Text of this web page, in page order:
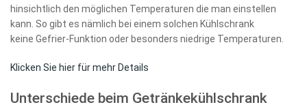
hinsichtlich den möglichen Temperaturen die man einstellen
kann. So gibt es nämlich bei einem solchen Kühlschrank
keine Gefrier-Funktion oder besonders niedrige Temperaturen.
Klicken Sie hier für mehr Details
Unterschiede beim Getränkekühlschrank